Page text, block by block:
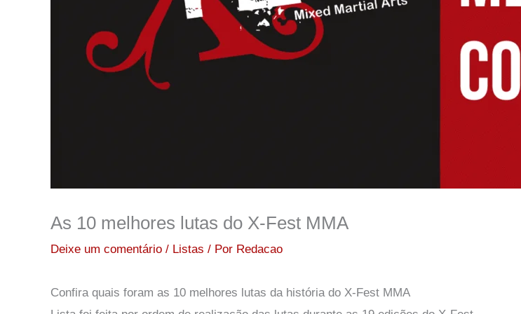
As 10 melhores lutas do X-Fest MMA
Deixe um comentário / Listas / Por Redacao
Confira quais foram as 10 melhores lutas da história do X-Fest MMA